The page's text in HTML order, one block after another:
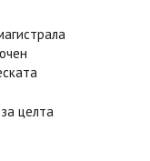
целта